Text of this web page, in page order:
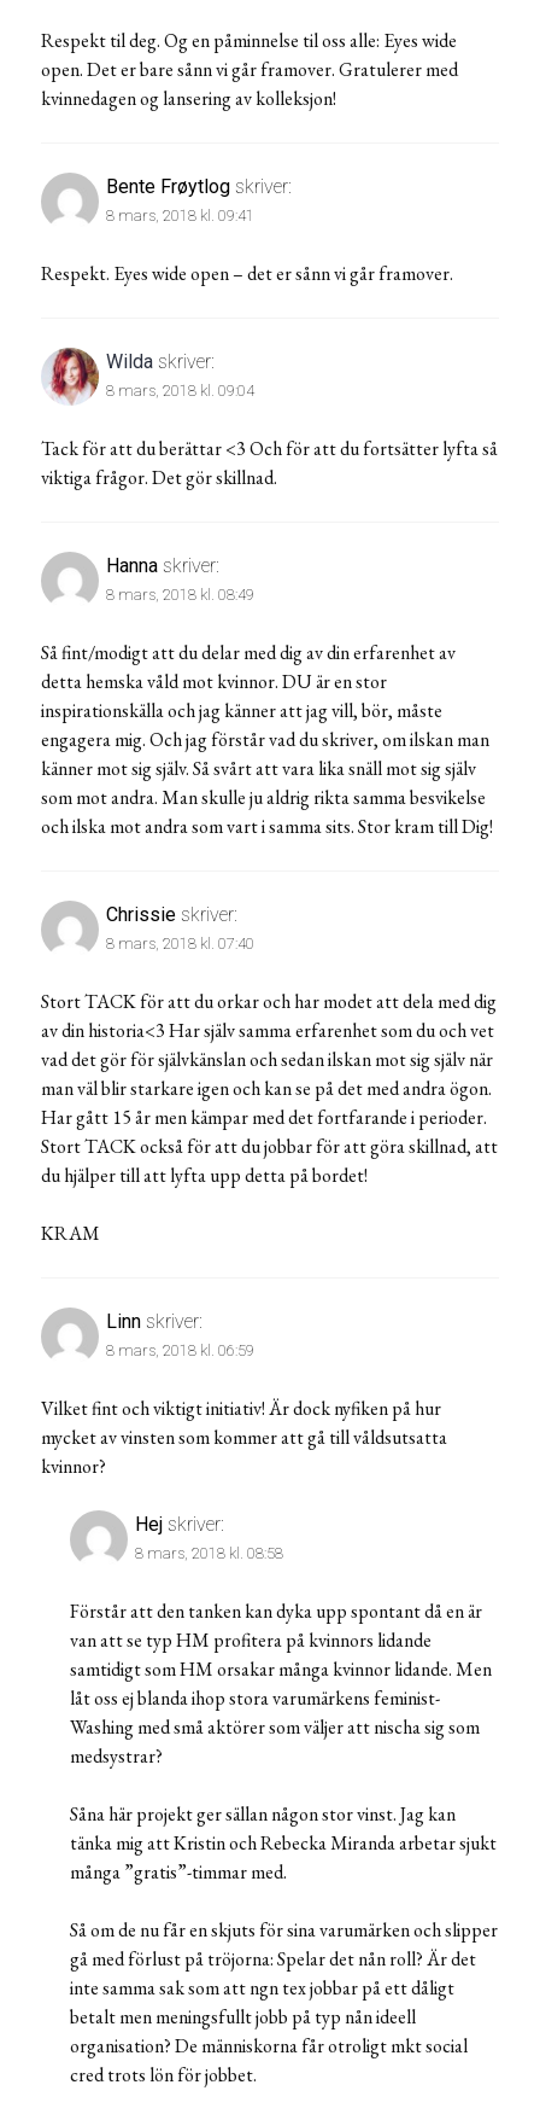
Respekt til deg. Og en påminnelse til oss alle: Eyes wide
open. Det er bare sånn vi går framover. Gratulerer med
kvinnedagen og lansering av kolleksjon!
Bente Frøytlog skriver:
8 mars, 2018 kl. 09:41
Respekt. Eyes wide open – det er sånn vi går framover.
Wilda skriver:
8 mars, 2018 kl. 09:04
Tack för att du berättar <3 Och för att du fortsätter lyfta så
viktiga frågor. Det gör skillnad.
Hanna skriver:
8 mars, 2018 kl. 08:49
Så fint/modigt att du delar med dig av din erfarenhet av
detta hemska våld mot kvinnor. DU är en stor
inspirationskälla och jag känner att jag vill, bör, måste
engagera mig. Och jag förstår vad du skriver, om ilskan man
känner mot sig själv. Så svårt att vara lika snäll mot sig själv
som mot andra. Man skulle ju aldrig rikta samma besvikelse
och ilska mot andra som vart i samma sits. Stor kram till Dig!
Chrissie skriver:
8 mars, 2018 kl. 07:40
Stort TACK för att du orkar och har modet att dela med dig
av din historia<3 Har själv samma erfarenhet som du och vet
vad det gör för självkänslan och sedan ilskan mot sig själv när
man väl blir starkare igen och kan se på det med andra ögon.
Har gått 15 år men kämpar med det fortfarande i perioder.
Stort TACK också för att du jobbar för att göra skillnad, att
du hjälper till att lyfta upp detta på bordet!
KRAM
Linn skriver:
8 mars, 2018 kl. 06:59
Vilket fint och viktigt initiativ! Är dock nyfiken på hur
mycket av vinsten som kommer att gå till våldsutsatta
kvinnor?
Hej skriver:
8 mars, 2018 kl. 08:58
Förstår att den tanken kan dyka upp spontant då en är
van att se typ HM profitera på kvinnors lidande
samtidigt som HM orsakar många kvinnor lidande. Men
låt oss ej blanda ihop stora varumärkens feminist-
Washing med små aktörer som väljer att nischa sig som
medsystrar?
Såna här projekt ger sällan någon stor vinst. Jag kan
tänka mig att Kristin och Rebecka Miranda arbetar sjukt
många ”gratis”-timmar med.
Så om de nu får en skjuts för sina varumärken och slipper
gå med förlust på tröjorna: Spelar det nån roll? Är det
inte samma sak som att ngn tex jobbar på ett dåligt
betalt men meningsfullt jobb på typ nån ideell
organisation? De människorna får otroligt mkt social
cred trots lön för jobbet.